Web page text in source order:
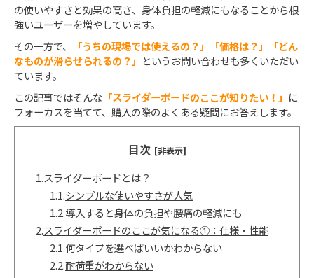
の使いやすさと効果の高さ、身体負担の軽減にもなることから根
強いユーザーを増やしています。
その一方で、
「うちの現場では使えるの？」「価格は？」「どん
なものが滑らせられるの？」 というお問い合わせも多くいただい
ています。
この記事ではそんな 「スライダーボードのここが知りたい！」 に
フォーカスを当てて、購入の際のよくある疑問にお答えします。
目次 [非表示]
1.スライダーボードとは？
1.1.シンプルな使いやすさが人気
1.2.導入すると身体の負担や腰痛の軽減にも
2.スライダーボードのここが気になる①：仕様・性能
2.1.何タイプを選べばいいかわからない
2.2.耐荷重がわからない